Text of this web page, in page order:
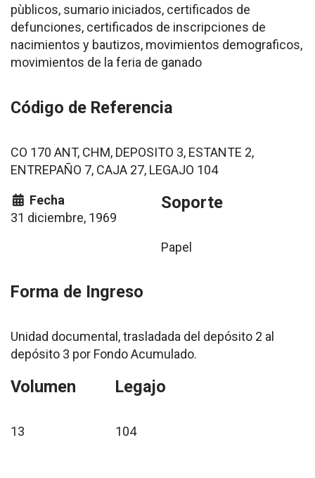
pùblicos, sumario iniciados, certificados de
defunciones, certificados de inscripciones de
nacimientos y bautizos, movimientos demograficos,
movimientos de la feria de ganado
Código de Referencia
CO 170 ANT, CHM, DEPOSITO 3, ESTANTE 2,
ENTREPAÑO 7, CAJA 27, LEGAJO 104
Fecha
31 diciembre, 1969
Soporte
Papel
Forma de Ingreso
Unidad documental, trasladada del depósito 2 al
depósito 3 por Fondo Acumulado.
Volumen
13
Legajo
104